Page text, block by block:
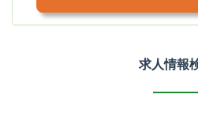
求人情報